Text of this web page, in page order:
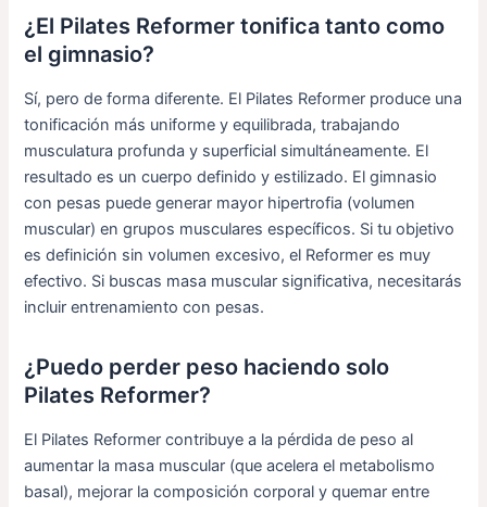
¿El Pilates Reformer tonifica tanto como
el gimnasio?
Sí, pero de forma diferente. El Pilates Reformer produce una
tonificación más uniforme y equilibrada, trabajando
musculatura profunda y superficial simultáneamente. El
resultado es un cuerpo definido y estilizado. El gimnasio
con pesas puede generar mayor hipertrofia (volumen
muscular) en grupos musculares específicos. Si tu objetivo
es definición sin volumen excesivo, el Reformer es muy
efectivo. Si buscas masa muscular significativa, necesitarás
incluir entrenamiento con pesas.
¿Puedo perder peso haciendo solo
Pilates Reformer?
El Pilates Reformer contribuye a la pérdida de peso al
aumentar la masa muscular (que acelera el metabolismo
basal), mejorar la composición corporal y quemar entre